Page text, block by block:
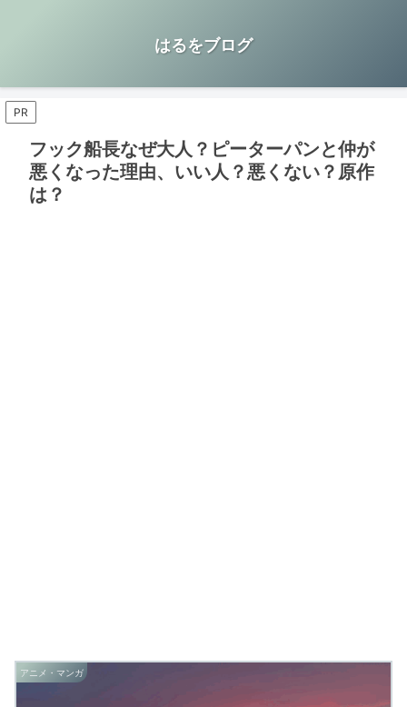
はるをブログ
PR
フック船長なぜ大人？ピーターパンと仲が
悪くなった理由、いい人？悪くない？原作
は？
アニメ・マンガ